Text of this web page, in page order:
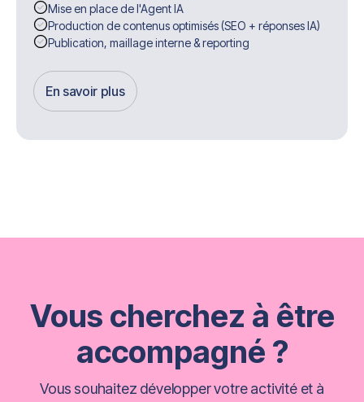
Mise en place de l'Agent IA
Production de contenus optimisés (SEO + réponses IA)
Publication, maillage interne & reporting
En savoir plus
Get Started
Vous cherchez à être
accompagné ?
Vous souhaitez développer votre activité et à